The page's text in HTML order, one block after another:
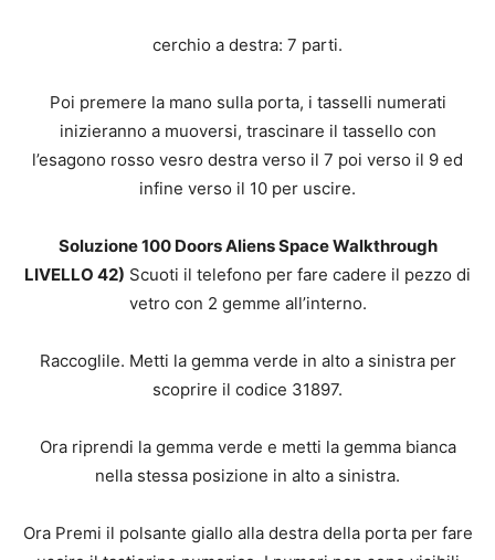
cerchio a destra: 7 parti.
Poi premere la mano sulla porta, i tasselli numerati
inizieranno a muoversi, trascinare il tassello con
l’esagono rosso vesro destra verso il 7 poi verso il 9 ed
infine verso il 10 per uscire.
Soluzione 100 Doors Aliens Space Walkthrough
LIVELLO 42) Scuoti il telefono per fare cadere il pezzo di
vetro con 2 gemme all’interno.
Raccoglile. Metti la gemma verde in alto a sinistra per
scoprire il codice 31897.
Ora riprendi la gemma verde e metti la gemma bianca
nella stessa posizione in alto a sinistra.
Ora Premi il polsante giallo alla destra della porta per fare